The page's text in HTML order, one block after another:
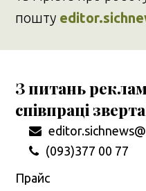
пошту
З питань
співпраці
(093)377 00 77
Прайс